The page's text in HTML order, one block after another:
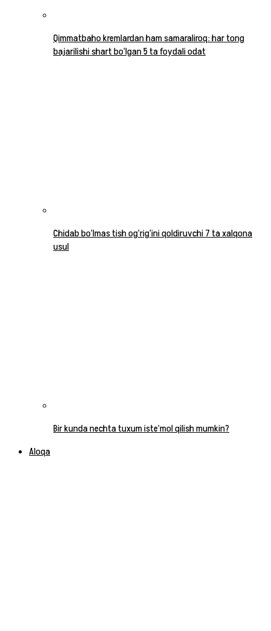
Qimmatbaho kremlardan ham samaraliroq: har tong
bajarilishi shart bo‘lgan 5 ta foydali odat
Chidab bo‘lmas tish og‘rig‘ini qoldiruvchi 7 ta xalqona
usul
Bir kunda nechta tuxum iste’mol qilish mumkin?
Aloqa